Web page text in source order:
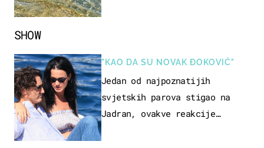
SHOW
"KAO DA SU NOVAK ĐOKOVIĆ"
Jedan od najpoznatijih
svjetskih parova stigao na
Jadran, ovakve reakcije